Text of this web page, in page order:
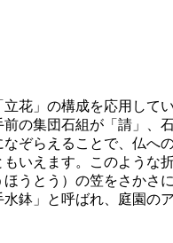
花」の構成を応用して
の集団石組が「請」、
ぞらえることで、仏へ
いえます。このような
うとう）の笠をさかさ
鉢」と呼ばれ、庭園の